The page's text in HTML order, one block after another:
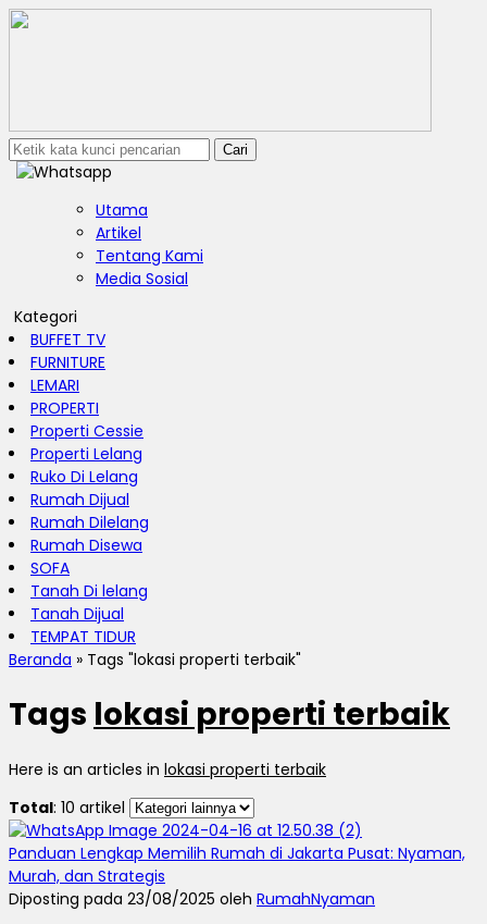
Cari
Utama
Artikel
Tentang Kami
Media Sosial
Kategori
BUFFET TV
FURNITURE
LEMARI
PROPERTI
Properti Cessie
Properti Lelang
Ruko Di Lelang
Rumah Dijual
Rumah Dilelang
Rumah Disewa
SOFA
Tanah Di lelang
Tanah Dijual
TEMPAT TIDUR
Beranda » Tags "lokasi properti terbaik"
Tags lokasi properti terbaik
Here is an articles in lokasi properti terbaik
Total: 10 artikel
Panduan Lengkap Memilih Rumah di Jakarta Pusat: Nyaman,
Murah, dan Strategis
Diposting pada 23/08/2025 oleh RumahNyaman